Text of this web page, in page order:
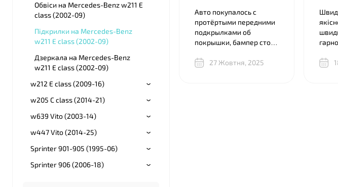
Обвіси на Mercedes-Benz w211 E
class (2002-09)
Підкрилки на Mercedes-Benz
w211 E class (2002-09)
Дзеркала на Mercedes-Benz
w211 E class (2002-09)
w212 E class (2009-16)
w205 С class (2014-21)
w639 Vito (2003-14)
w447 Vito (2014-25)
Sprinter 901-905 (1995-06)
Sprinter 906 (2006-18)
Авто покупалось с
протёртыми передними
подкрылками об
покрышки, бампер стоит
разобраться, как
27 Жовтня, 2025